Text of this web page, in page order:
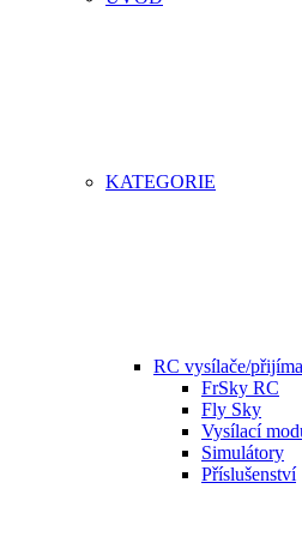
KATEGORIE
RC vysílače/
FrSky RC
Fly Sky
Vysílací
Simulátory
Příslušenství